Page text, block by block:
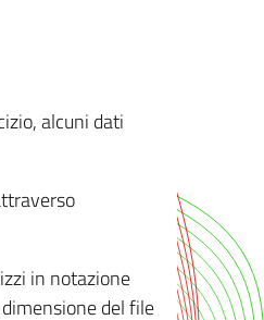
alcuni dati
in notazione
del file